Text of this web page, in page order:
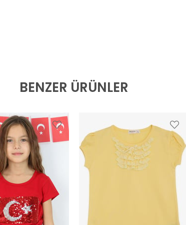
BENZER ÜRÜNLER